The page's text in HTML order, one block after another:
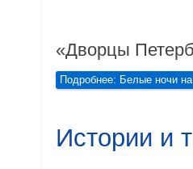
«Дворцы
Подробнее: Белые ночи
Истории и